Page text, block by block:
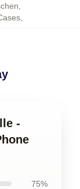
,
-
75%